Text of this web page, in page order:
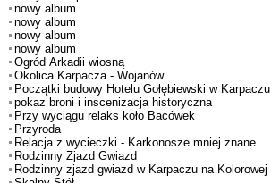
nowy album
nowy album
nowy album
nowy album
Ogród Arkadii wiosną
Okolica Karpacza - Wojanów
Początki budowy Hotelu Gołębiewski w Karpaczu
pokaz broni i inscenizacja historyczna
Przy wyciągu relaks koło Bacówek
Przyroda
Relacja z wycieczki - Karkonosze mniej znane
Rodzinny Zjazd Gwiazd
Rodzinny zjazd gwiazd w Karpaczu na Kolorowej